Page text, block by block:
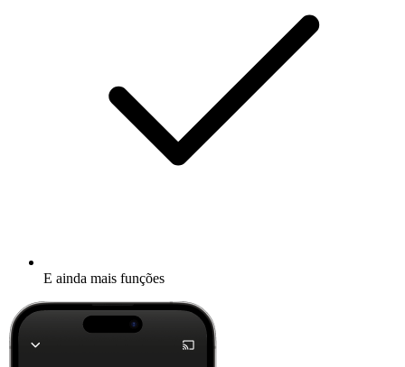
E ainda mais funções